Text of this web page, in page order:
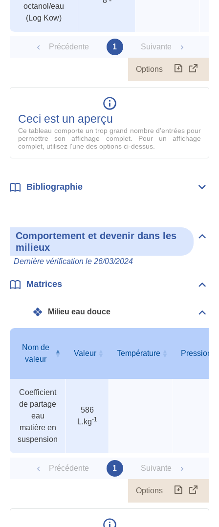
octanol/eau
(Log Kow)
Précédente 1 Suivante
Options
le
Ceci est un aperçu
Ce tableau comporte un trop grand nombre d'entrées pour
permettre son affichage complet. Pour un affichage
complet, utilisez l'une des options ci-dessus.
Bibliographie
Comportement et devenir dans les
milieux
Dernière vérification le 26/03/2024
les
Matrices
Milieu eau douce
des
paramètres
Nom de
valeur
Valeur Température Pression
valeur
Coefficient
de partage
eau
matière en
suspension
586
L.kg-1
Précédente 1 Suivante
Options
le